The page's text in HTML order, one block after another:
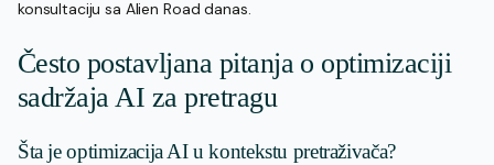
konsultaciju sa Alien Road danas.
Često postavljana pitanja o optimizaciji
sadržaja AI za pretragu
Šta je optimizacija AI u kontekstu pretraživača?